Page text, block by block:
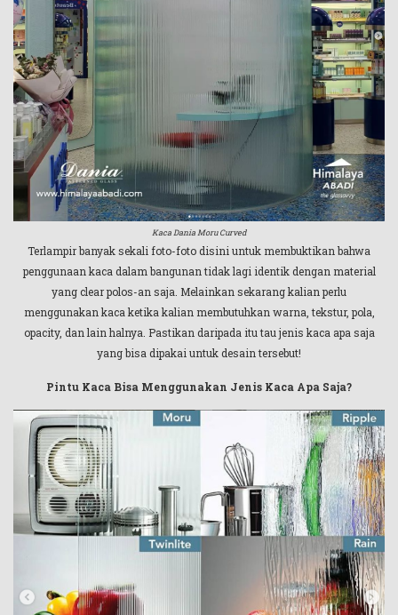
Kaca Dania Moru Curved
Terlampir banyak sekali foto-foto disini untuk membuktikan bahwa
penggunaan kaca dalam bangunan tidak lagi identik dengan material
yang clear polos-an saja. Melainkan sekarang kalian perlu
menggunakan kaca ketika kalian membutuhkan warna, tekstur, pola,
opacity, dan lain halnya. Pastikan daripada itu tau jenis kaca apa saja
yang bisa dipakai untuk desain tersebut!
Pintu Kaca Bisa Menggunakan Jenis Kaca Apa Saja?